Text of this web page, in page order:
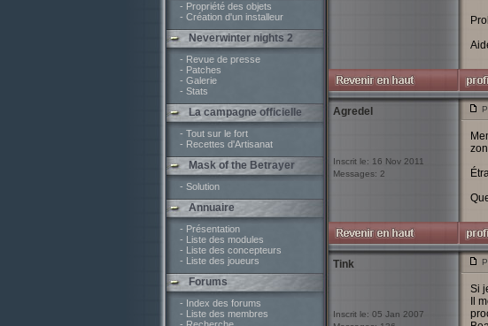
- Propriété des objets
- Création d'un installeur
Neverwinter nights 2
- Revue de presse
- Patches
- Galerie
- Stats
La campagne officielle
- Tout sur le fort
- Recettes d'Artisanat
Mask of the Betrayer
- Solution
Annuaire
- Présentation
- Liste des modules
- Liste des concepteurs
- Liste des joueurs
Forums
- Index des forums
- Liste des membres
Agredel
Inscrit le: 16 Nov 2011
Messages: 2
Tink
Inscrit le: 05 Jan 2007
Si
Il